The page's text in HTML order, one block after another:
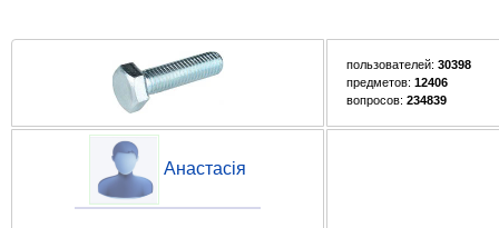
пользователей: 30398
предметов: 12406
вопросов: 234839
Анастасія